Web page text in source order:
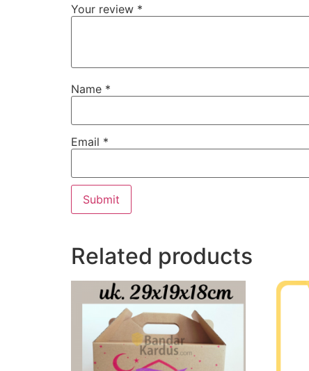
Your review *
Name *
Email *
Related products